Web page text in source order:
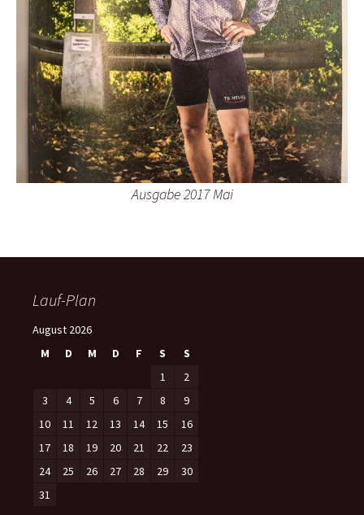
Ausgabe 2017 Mai
Lauf-Plan
August 2026
M
D M D F S
S
1
2
3
4 5 6 7 8
9
10
11 12 13 14 15
16
17
18 19 20 21 22
23
24
25 26 27 28 29
30
31